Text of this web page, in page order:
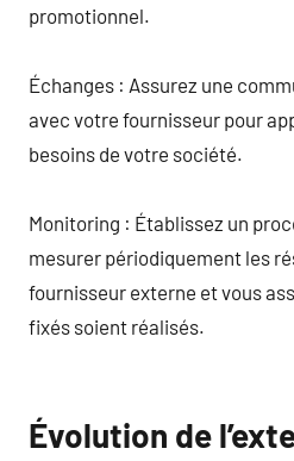
promotionnel.
Échanges : Assurez une
avec votre fournisseur pour
besoins de votre société.
Monitoring : Établissez un
mesurer périodiquement les
fournisseur externe et vous
fixés soient réalisés.
Évolution de